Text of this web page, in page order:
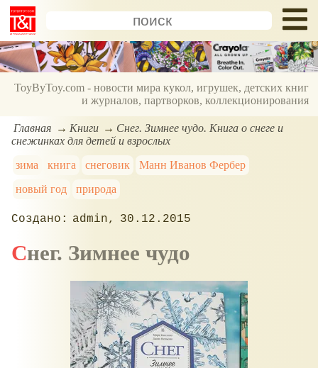
ToyByToy.com - новости мира кукол, игрушек, детских книг
и журналов, партворков, коллекционирования
Главная Книги
Снег. Зимнее чудо. Книга о снеге и
снежинках для детей и взрослых
зима
книга снеговик
Манн Иванов Фербер
новый год
природа
admin 30.12.2015
Снег. Зимнее чудо